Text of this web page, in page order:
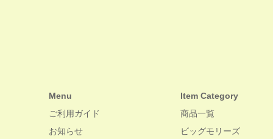
Menu
ご利用ガイド
お知らせ
Item Category
商品一覧
ビッグモリーズ